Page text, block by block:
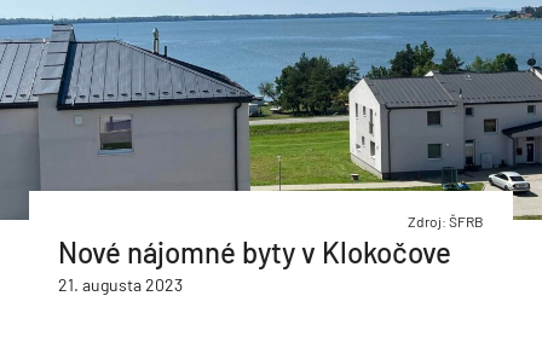
Zdroj: ŠFRB
Nové nájomné byty v Klokočove
21. augusta 2023